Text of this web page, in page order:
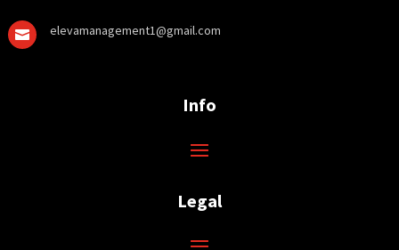
 elevamanagement1@gmail.com
Info
Legal